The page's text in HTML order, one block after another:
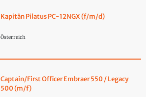
Kapitän Pilatus PC-12NGX (f/m/d)
Österreich
Captain/First Officer Embraer 550 / Legacy
500 (m/f)